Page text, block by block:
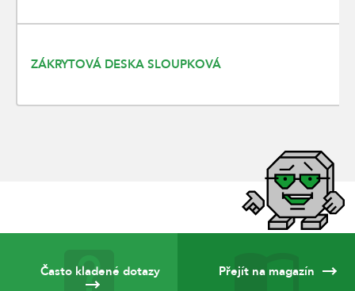
ZÁKRYTOVÁ DESKA SLOUPKOVÁ
Často kladené dotazy Přejít na magazín